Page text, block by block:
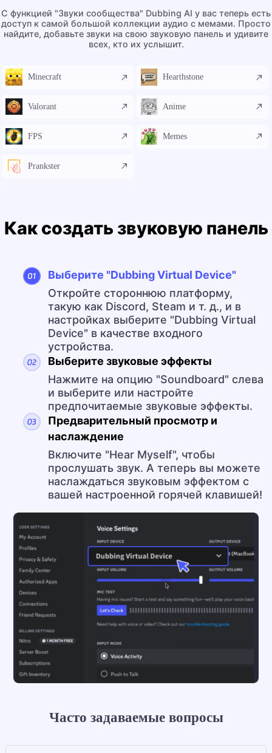
С функцией "Звуки сообщества" Dubbing AI у вас теперь есть
доступ к самой большой коллекции аудио с мемами. Просто
найдите, добавьте звуки на свою звуковую панель и удивите
всех, кто их услышит.
Minecraft Hearthstone
Valorant Anime
FPS Memes
Prankster
Как создать звуковую панель
Выберите "Dubbing Virtual Device"
Откройте стороннюю платформу,
такую как Discord, Steam и т. д., и в
настройках выберите "Dubbing Virtual
Device" в качестве входного
устройства.
Выберите звуковые эффекты
Нажмите на опцию "Soundboard" слева
и выберите или настройте
предпочитаемые звуковые эффекты.
Предварительный просмотр и
наслаждение
Включите "Hear Myself", чтобы
прослушать звук. А теперь вы можете
наслаждаться звуковым эффектом с
вашей настроенной горячей клавишей!
Часто задаваемые вопросы